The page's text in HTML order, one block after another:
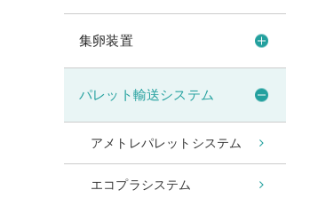
集卵装置
パレット輸送システム
アメトレパレットシステム
エコプラシステム